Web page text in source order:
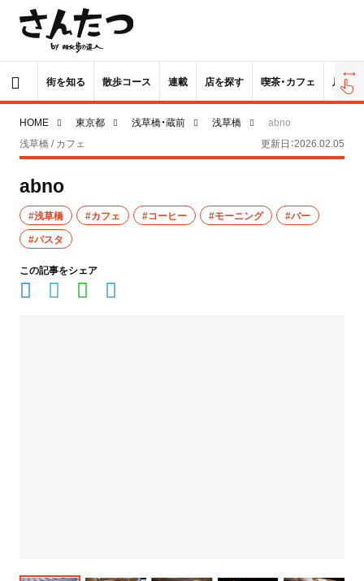
街を知る 散歩コース 連載 店を探す 喫茶・カフェ 居酒屋
HOME 東京都 浅草橋・蔵前 浅草橋
abno
浅草橋 / カフェ
更新日：2026.02.05
abno
#浅草橋 #カフェ #コーヒー #モーニング
#バー
#パスタ
この記事をシェア